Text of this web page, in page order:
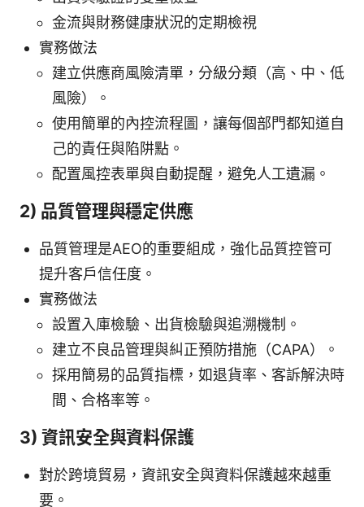
金流與財務健康狀況的定期檢視
實務做法
建立供應商風險清單，分級分類（高、中、低
風險）。
使用簡單的內控流程圖，讓每個部門都知道自
己的責任與陷阱點。
配置風控表單與自動提醒，避免人工遺漏。
2) 品質管理與穩定供應
品質管理是AEO的重要組成，強化品質控管可
提升客戶信任度。
實務做法
設置入庫檢驗、出貨檢驗與追溯機制。
建立不良品管理與糾正預防措施（CAPA）。
採用簡易的品質指標，如退貨率、客訴解決時
間、合格率等。
3) 資訊安全與資料保護
對於跨境貿易，資訊安全與資料保護越來越重
要。